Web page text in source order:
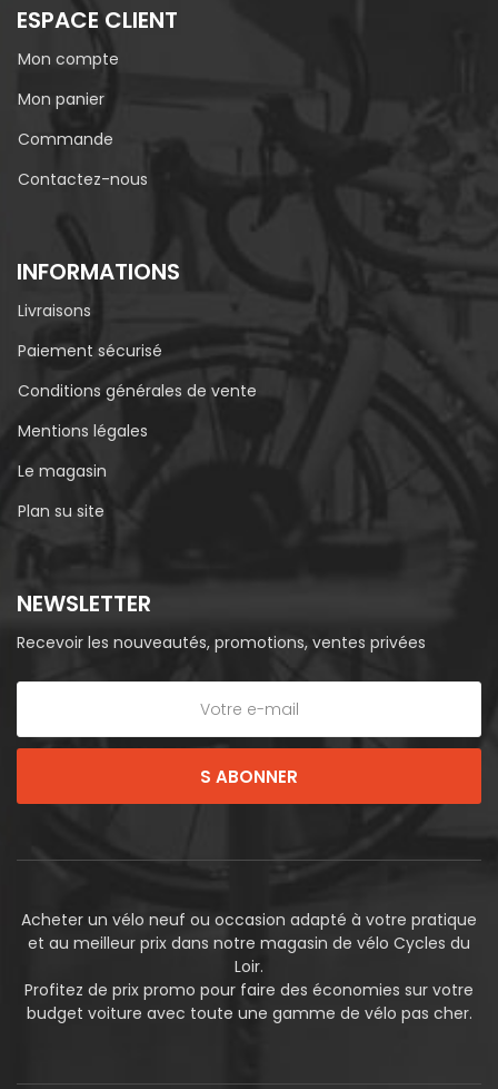
ESPACE CLIENT
Mon compte
Mon panier
Commande
Contactez-nous
INFORMATIONS
Livraisons
Paiement sécurisé
Conditions générales de vente
Mentions légales
Le magasin
Plan su site
NEWSLETTER
Recevoir les nouveautés, promotions, ventes privées
S ABONNER
Acheter un vélo neuf ou occasion adapté à votre pratique
et au meilleur prix dans notre magasin de vélo Cycles du
Loir.
Profitez de prix promo pour faire des économies sur votre
budget voiture avec toute une gamme de vélo pas cher.